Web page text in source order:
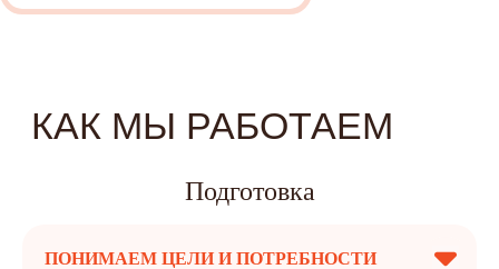
Подготовка
ПОНИМАЕМ ЦЕЛИ И ПОТРЕБНОСТИ